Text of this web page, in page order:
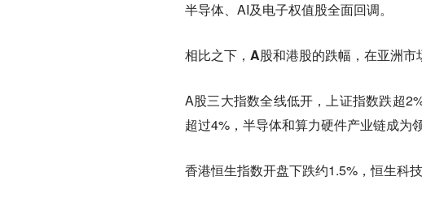
半导体、AI及电子权值股全面回调。
相比之下， A股和港股的跌幅，在亚洲市
A股三大指数全线低开，上证指数跌超
超过4%，半导体和算力硬件产业链成为
香港恒生指数开盘下跌约1.5%，恒生科